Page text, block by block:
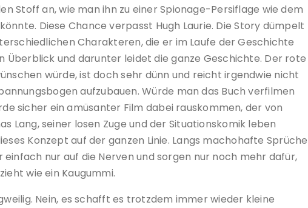
Stoff an, wie man ihn zu einer Spionage-Persiflage wie dem
Diese Chance verpasst Hugh Laurie. Die Story dümpelt
Charakteren, die er im Laufe der Geschichte
und darunter leidet die ganze Geschichte. Der rote
würde, ist doch sehr dünn und reicht irgendwie nicht
aufzubauen. Würde man das Buch verfilmen
sicher ein amüsanter Film dabei rauskommen, der von
Lang, seiner losen Zuge und der Situationskomik leben
Konzept auf der ganzen Linie. Langs machohafte Sprüche
nur auf die Nerven und sorgen nur noch mehr dafür,
wie ein Kaugummi.
Nein, es schafft es trotzdem immer wieder kleine